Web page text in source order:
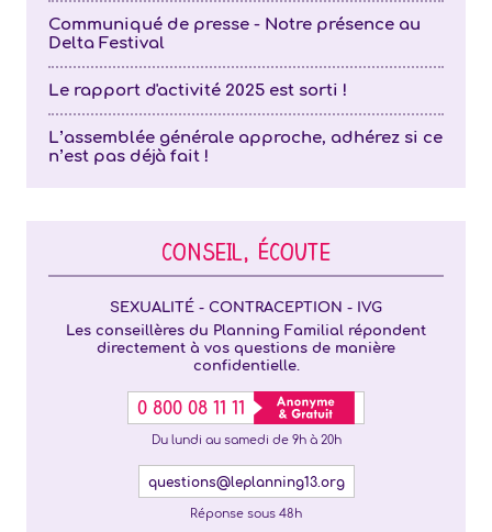
Communiqué de presse - Notre présence au
Delta Festival
Le rapport d'activité 2025 est sorti !
L’assemblée générale approche, adhérez si ce
n’est pas déjà fait !
CONSEIL, ÉCOUTE
SEXUALITÉ - CONTRACEPTION - IVG
Les conseillères du Planning Familial répondent
directement à vos questions de manière
confidentielle.
0 800 08 11 11
Du lundi au samedi de 9h à 20h
questions@leplanning13.org
Réponse sous 48h